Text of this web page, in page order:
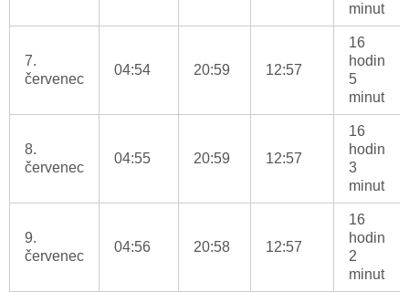
minut
7.
červenec
04:54 20:59 12:57
16
hodin
5
minut
8.
červenec
04:55 20:59 12:57
16
hodin
3
minut
9.
červenec
04:56 20:58 12:57
16
hodin
2
minut